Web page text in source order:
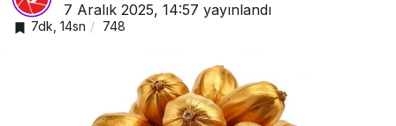
7 Aralık 2025, 14:57 yayınlandı
7dk, 14sn 748